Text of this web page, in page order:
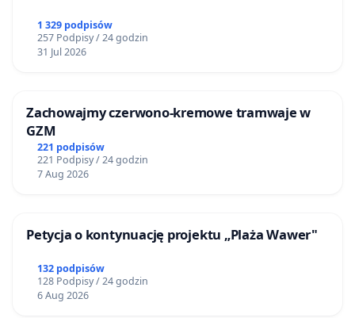
1 329 podpisów
257 Podpisy / 24 godzin
31 Jul 2026
Zachowajmy czerwono-kremowe tramwaje w
GZM
221 podpisów
221 Podpisy / 24 godzin
7 Aug 2026
Petycja o kontynuację projektu „Plaża Wawer"
132 podpisów
128 Podpisy / 24 godzin
6 Aug 2026